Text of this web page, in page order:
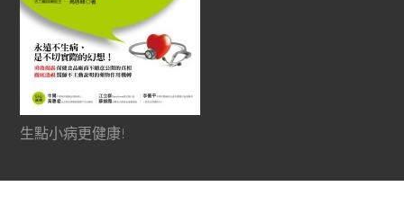
生點小病更健康!